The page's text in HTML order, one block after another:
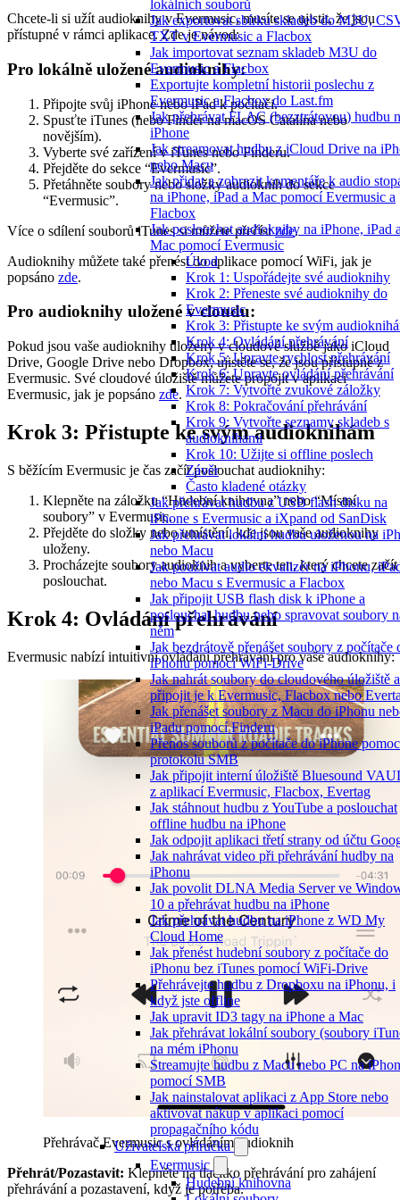
lokálních souborů
Jak exportovat sbírku skladeb do M3U,
TXT v Evermusic a Flacbox
Jak importovat seznam skladeb M3U do
Evermusic a Flacbox
Exportujte kompletní historii poslechu z
Evermusic a Flacbox do Last.fm
Jak přehrávat FLAC (bezztrátovou) hudbu
iPhone
Jak streamovat hudbu z iCloud Drive na
nebo Macu
Jak přidat a zobrazit komentáře k audio
na iPhone, iPad a Mac pomocí Evermusic a
Flacbox
Jak poslouchat audioknihy na iPhone, iPad
Mac pomocí Evermusic
Úvod
Krok 1: Uspořádejte své audioknihy
Krok 2: Přeneste své audioknihy do
Evermusic
Krok 3: Přistupte ke svým
Krok 4: Ovládání přehrávání
Krok 5: Upravte rychlost přehrávání
Krok 6: Upravte ovládání přehrávání
Krok 7: Vytvořte zvukové záložky
Krok 8: Pokračování přehrávání
Krok 9: Vytvořte seznamy skladeb s
audioknihami
Krok 10: Užijte si offline poslech
Závěr
Často kladené otázky
Jak přehrávat hudbu z USB flash disku na
iPhone s Evermusic a iXpand od SanDisk
Jak přehrávat lokální hudbu uloženou na
nebo Macu
Jak používat audio ekvalizér na iPhonu,
nebo Macu s Evermusic a Flacbox
Jak připojit USB flash disk k iPhone a
poslouchat hudbu nebo spravovat soubory
něm
Jak bezdrátově přenášet soubory z počítače
iPhonu pomocí WiFi-Drive
Jak nahrát soubory do cloudového úložiště a
připojit je k Evermusic, Flacbox nebo
Jak přenášet soubory z Macu do iPhonu
iPadu pomocí Finderu
Přenos souborů z počítače do iPhone
protokolu SMB
Jak připojit interní úložiště Bluesound
z aplikací Evermusic, Flacbox, Evertag
Jak stáhnout hudbu z YouTube a poslouchat
offline hudbu na iPhone
Jak odpojit aplikaci třetí strany od účtu
Jak nahrávat video při přehrávání hudby na
iPhonu
Jak povolit DLNA Media Server ve
10 a přehrávat hudbu na iPhone
Jak přehrávat hudbu na iPhone z WD My
Cloud Home
Jak přenést hudební soubory z počítače do
iPhonu bez iTunes pomocí WiFi-Drive
Přehrávejte hudbu z Dropboxu na iPhonu, i
když jste offline
Jak upravit ID3 tagy na iPhone a Mac
Jak přehrávat lokální soubory (soubory
na mém iPhonu
Streamujte hudbu z Macu nebo PC na
pomocí SMB
Jak nainstalovat aplikaci z App Store nebo
aktivovat nákup v aplikaci pomocí
propagačního kódu
Uživatelská příručka
Evermusic
Hudební knihovna
Chcete-li si užít audioknihy v Evermusic, musíte se ujistit, že jsou
přístupné v rámci aplikace. Zde je návod:
Pro lokálně uložené audioknihy:
Připojte svůj iPhone nebo iPad k počítači.
Spusťte iTunes (nebo Finder na macOS Catalina nebo
novějším).
Vyberte své zařízení v iTunes nebo Finderu.
Přejděte do sekce “Evermusic”.
Přetáhněte soubory nebo složky audioknih do sekce
“Evermusic”.
Více o sdílení souborů iTunes si můžete přečístzde.
Audioknihy můžete také přenést do aplikace pomocí WiFi, jak je
popsáno zde.
Pro audioknihy uložené v cloudu:
Pokud jsou vaše audioknihy uloženy v cloudové službě jako iCloud
Drive, Google Drive nebo Dropbox, ujistěte se, že jsou přístupné z
Evermusic. Své cloudové úložiště můžete propojit v aplikaci
Evermusic, jak je popsáno zde.
Krok 3: Přistupte ke svým audioknihám
S běžícím Evermusic je čas začít poslouchat audioknihy:
Klepněte na záložku “Hudební knihovna” nebo “Místní
soubory” v Evermusic.
Přejděte do složky nebo umístění, kde jsou vaše audioknihy
uloženy.
Procházejte soubory audioknih a vyberte ten, který chcete začít
poslouchat.
Krok 4: Ovládání přehrávání
Evermusic nabízí intuitivní ovládání přehrávání pro vaše audioknihy:
Přehrávač Evermusic s ovládáním audioknih
Přehrát/Pozastavit: Klepněte na tlačítko přehrávání pro zahájení
přehrávání a pozastavení, když je potřeba.